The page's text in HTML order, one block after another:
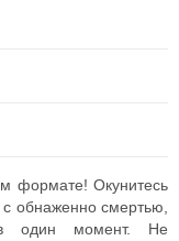
формате! Окунитесь
обнаженно смертью,
в один момент. Не